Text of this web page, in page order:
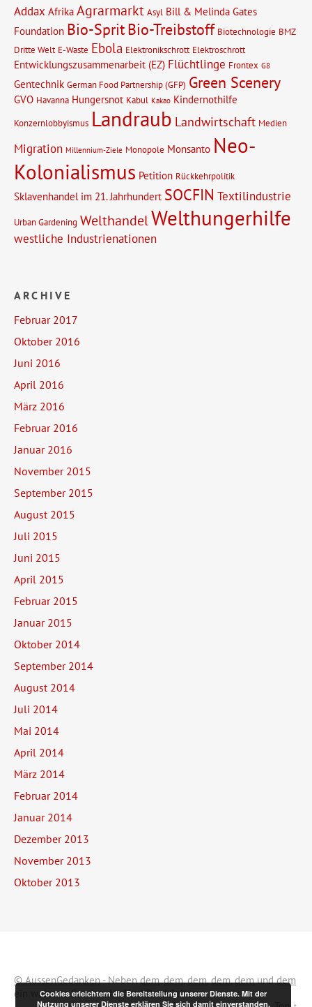
Addax Afrika Agrarmarkt Asyl Bill & Melinda Gates
Foundation Bio-SpritBio-Treibstoff Biotechnologie BMZ
Dritte Welt E-Waste Ebola Elektronikschrott Elektroschrott
Entwicklungszusammenarbeit (EZ) Flüchtlinge Frontex G8
Gentechnik German Food Partnership (GFP) Green Scenery
GVO Havanna Hungersnot Kabul Kakao Kindernothilfe
Konzernlobbyismus Landraub Landwirtschaft Medien
Migration Millennium-Ziele Monopole Monsanto Neo-
Kolonialismus Petition Rückkehrpolitik
Sklavenhandel im 21. Jahrhundert SOCFIN Textilindustrie
Urban Gardening WelthandelWelthungerhilfe
westliche Industrienationen
ARCHIVE
Februar 2017
Oktober 2016
Juni 2016
April 2016
März 2016
Februar 2016
Januar 2016
November 2015
September 2015
August 2015
Juli 2015
Juni 2015
April 2015
Februar 2015
Januar 2015
Oktober 2014
September 2014
August 2014
Juli 2014
Mai 2014
April 2014
März 2014
Februar 2014
Januar 2014
Dezember 2013
November 2013
Oktober 2013
© AussenGedanken- Nebendem,dem,dem,dem,demunddem
ein weiterer Service der NachDenkSeiten.
Cookies erleichtern die Bereitstellung unserer Dienste. Mit der
Nutzung unserer Dienste erklären Sie sich damit einverstanden,